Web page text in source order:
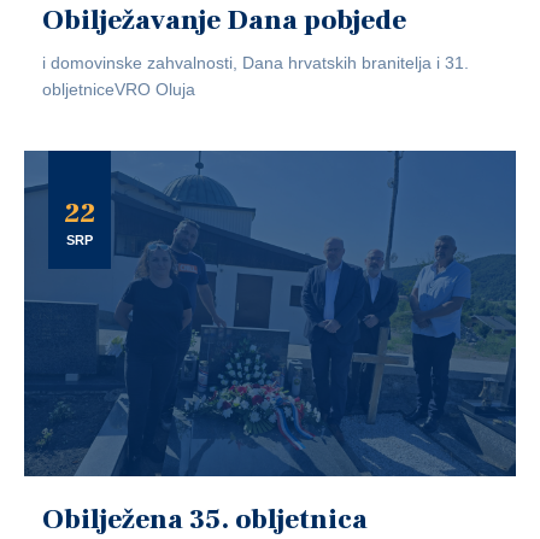
Obilježavanje Dana pobjede
i domovinske zahvalnosti, Dana hrvatskih branitelja i 31.
obljetniceVRO Oluja
22
SRP
Obilježena 35. obljetnica